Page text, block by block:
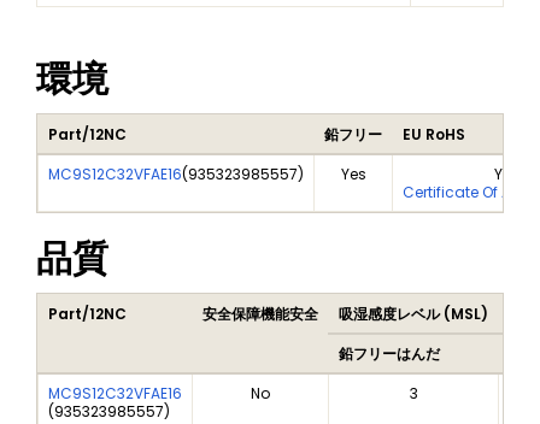
環境
Part/12NC 鉛フリー
EU RoHS
MC9S12C32VFAE16(935323985557) Yes
Yes
Certificate Of
品質
Part/12NC 安全保障機能安全 吸湿感度レベル (MSL)
鉛フリーはんだ
MC9S12C32VFAE16
(935323985557)
No 3